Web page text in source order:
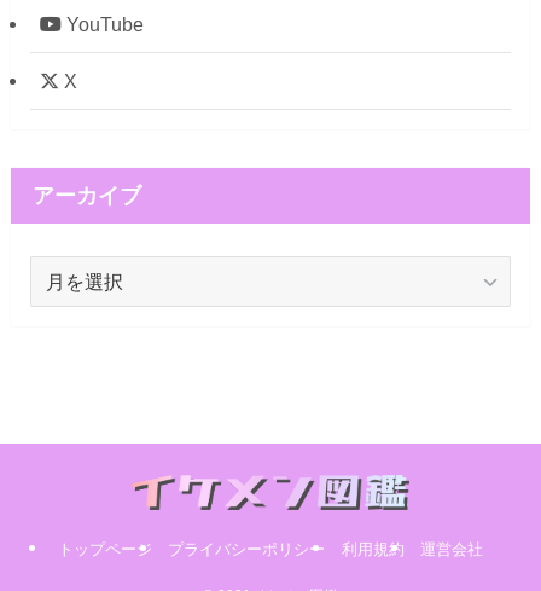
YouTube
X
アーカイブ
トップページ プライバシーポリシー 利用規約 運営会社